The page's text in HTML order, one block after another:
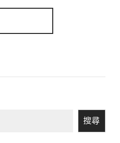
搜尋